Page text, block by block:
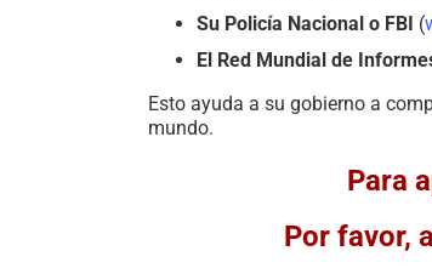
Su Policía Nacional o FBI (
El Red Mundial de
Esto ayuda a su gobierno a
mundo.
Para
Por favor,